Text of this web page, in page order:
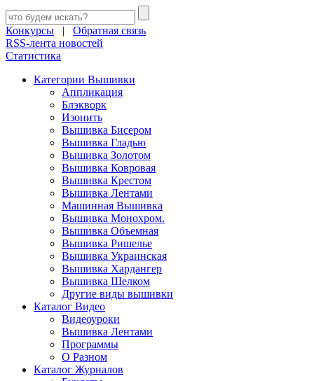
Конкурсы | Обратная связь
RSS-лента новостей
Статистика
Категории Вышивки
Аппликация
Блэкворк
Изонить
Вышивка Бисером
Вышивка Гладью
Вышивка Золотом
Вышивка Ковровая
Вышивка Крестом
Вышивка Лентами
Машинная Вышивка
Вышивка Монохром.
Вышивка Объемная
Вышивка Ришелье
Вышивка Украинская
Вышивка Хардангер
Вышивка Шелком
Другие виды вышивки
Каталог Видео
Видеоуроки
Вышивка Лентами
Программы
О Разном
Каталог Журналов